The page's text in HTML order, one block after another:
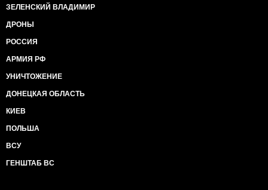
ЗЕЛЕНСКИЙ ВЛАДИМИР
ДРОНЫ
РОССИЯ
АРМИЯ РФ
УНИЧТОЖЕНИЕ
ДОНЕЦКАЯ ОБЛАСТЬ
КИЕВ
ПОЛЬША
ВСУ
ГЕНШТАБ ВС